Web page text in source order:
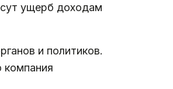
ущерб доходам
и политиков.
компания